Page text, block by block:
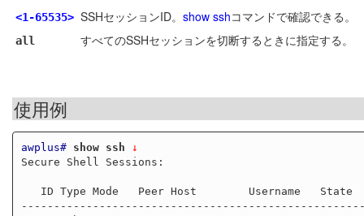
<1-65535> SSHセッションID。 show sshコマンドで確認できる。
all すべてのSSHセッションを切断するときに指定する。
使用例
awplus# show ssh ↓
Secure Shell Sessions: